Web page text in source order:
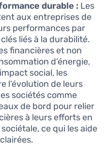
durable : Les
aux entreprises de
performances par
liés à la durabilité.
financières et non
d’énergie,
social, les
l’évolution de leurs
sociétés comme
de bord pour relier
à leurs efforts en
ce qui les aide